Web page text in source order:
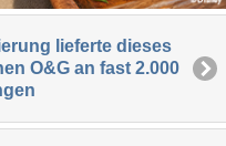
lieferte dieses
O&G an fast 2.000